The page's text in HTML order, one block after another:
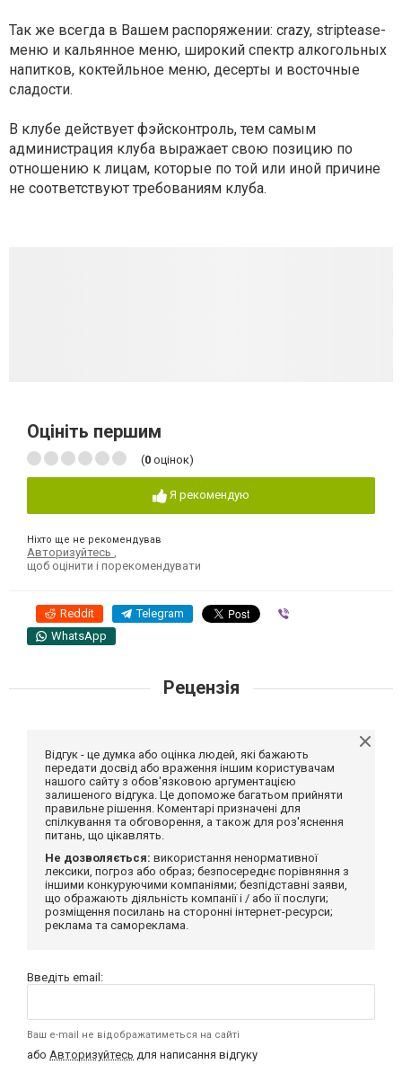
Так же всегда в Вашем распоряжении: crazy, striptease-
меню и кальянное меню, широкий спектр алкогольных
напитков, коктейльное меню, десерты и восточные
сладости.
В клубе действует фэйсконтроль, тем самым
администрация клуба выражает свою позицию по
отношению к лицам, которые по той или иной причине
не соответствуют требованиям клуба.
Оцініть першим
(0 оцінок)
Я рекомендую
Ніхто ще не рекомендував
Авторизуйтесь
щоб оцінити і порекомендувати
Reddit Telegram
WhatsApp
Рецензія
Відгук - це думка або оцінка людей, які бажають
передати досвід або враження іншим користувачам
нашого сайту з обов'язковою аргументацією
залишеного відгука. Це допоможе багатьом прийняти
правильне рішення. Коментарі призначені для
спілкування та обговорення, а також для роз'яснення
питань, що цікавлять.
Не дозволяється: використання ненормативної
лексики, погроз або образ; безпосереднє порівняння з
іншими конкуруючими компаніями; безпідставні заяви,
що ображають діяльність компанії і / або її послуги;
розміщення посилань на сторонні інтернет-ресурси;
реклама та самореклама.
Введіть email:
Ваш e-mail не відображатиметься на сайті
або Авторизуйтесь для написання відгуку